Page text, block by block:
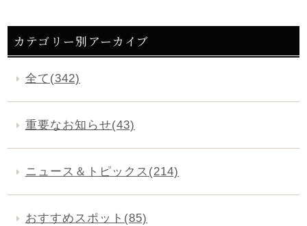
カテゴリー別アーカイブ
全て(342)
重要なお知らせ(43)
ニュース＆トピックス(214)
おすすめスポット(85)